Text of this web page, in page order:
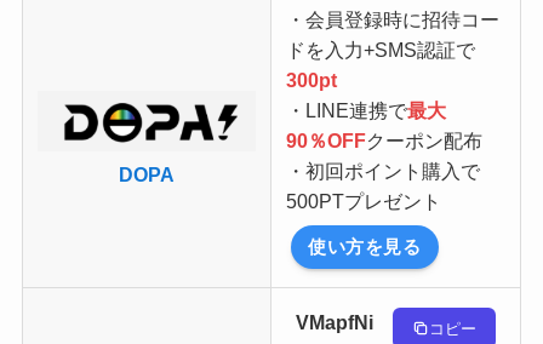
DOPA
・会員登録時に招待コー
ドを入力+SMS認証で
300pt
・LINE連携で最大
90％OFFクーポン配布
・初回ポイント購入で
500PTプレゼント
使い方を見る
VMapfNi コピー